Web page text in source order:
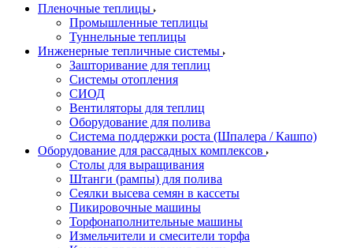
Пленочные теплицы
Промышленные теплицы
Туннельные теплицы
Инженерные тепличные системы
Зашторивание для теплиц
Системы отопления
СИОД
Вентиляторы для теплиц
Оборудование для полива
Система поддержки роста (Шпалера / Кашпо)
Оборудование для рассадных комплексов
Столы для выращивания
Штанги (рампы) для полива
Сеялки высева семян в кассеты
Пикировочные машины
Торфонаполнительные машины
Измельчители и смесители торфа